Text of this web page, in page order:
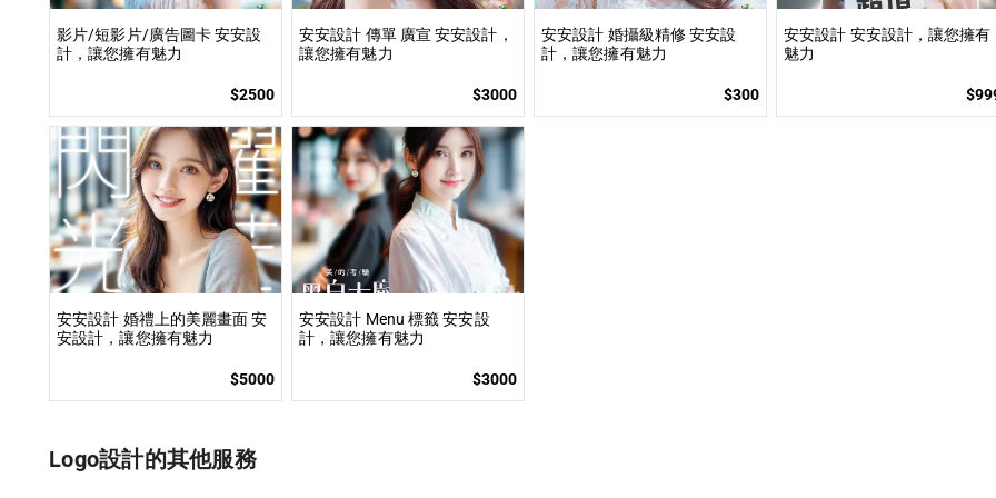
影片/短影片/廣告圖卡 安安設
計，讓您擁有魅力
$2500
安安設計 傳單 廣宣 安安設計，
讓您擁有魅力
$3000
安安設計 婚攝級精修 安安設
計，讓您擁有魅力
$300
安安設計 安安設計，讓您擁有
魅力
安安設計 婚禮上的美麗畫面 安
安設計，讓您擁有魅力
$5000
安安設計 Menu 標籤 安安設
計，讓您擁有魅力
$3000
Logo設計的其他服務